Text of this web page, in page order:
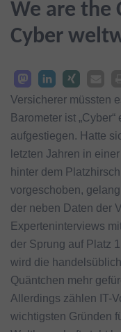
We are the
Cyber
Versicherer müssten
Barometer ist
aufgestiegen. Hatte
letzten Jahren in
hinter dem
vorgeschoben,
der neben Daten der
Experteninterviews
der Sprung auf Platz
wird die
Quäntchen mehr
Allerdings zählen IT-
wichtigsten Gründen